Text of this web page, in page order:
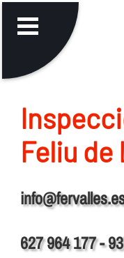
Feliu
627 964 177 -